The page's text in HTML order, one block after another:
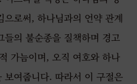
로써, 하나님과의 언약 관계
의 불순종을 질책하며 경고
가늠이며, 오직 여호와 하나
보여줍니다. 따라서 이 구절은